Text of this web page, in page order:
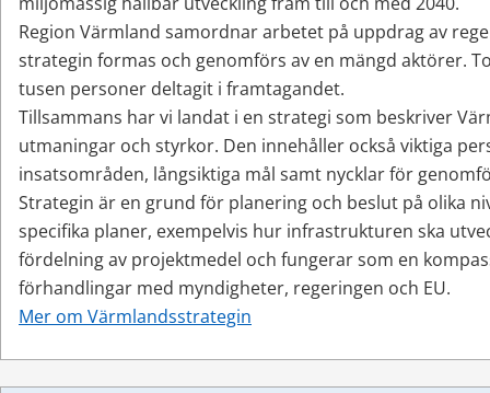
Region Värmland samordnar arbetet på uppdrag av
strategin formas och genomförs av en mängd aktörer.
tusen personer deltagit i framtagandet.
Tillsammans har vi landat i en strategi som beskriver
utmaningar och styrkor. Den innehåller också viktiga
insatsområden, långsiktiga mål samt nycklar för
Strategin är en grund för planering och beslut på olika
specifika planer, exempelvis hur infrastrukturen ska
fördelning av projektmedel och fungerar som en
förhandlingar med myndigheter, regeringen och EU.
Mer om Värmlandsstrategin